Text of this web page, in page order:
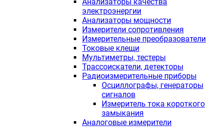
электроэнергии
Анализаторы мощности
Измерители сопротивления
Измерительные преобразователи
Токовые клещи
Мультиметры, тестеры
Трассоискатели, детекторы
Радиоизмерительные приборы
Осциллографы, генераторы
сигналов
Измеритель тока короткого
замыкания
Аналоговые измерители